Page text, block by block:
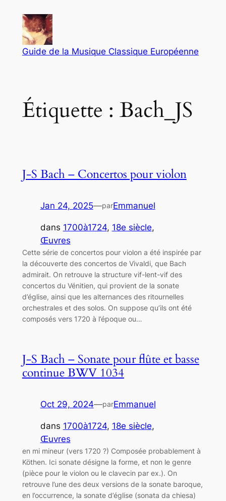
contenu
Guide de la Musique Classique Européenne
Étiquette : Bach_JS
J-S Bach – Concertos pour violon
Jan 24, 2025—parEmmanuel
dans 1700à1724, 18e siècle
Œuvres
Cette série de concertos pour violon a été inspirée par
la découverte des concertos de Vivaldi, que Bach
admirait. On retrouve la structure vif-lent-vif des
concertos du Vénitien, qui provient de la sonate
d’église, ainsi que les alternances des ritournelles
orchestrales et des solos. On suppose qu’ils ont été
composés vers 1720 à l’époque ou…
J-S Bach – Sonate pour flûte et basse
continue BWV 1034
Oct 29, 2024—parEmmanuel
dans 1700à1724, 18e siècle
Œuvres
en mi mineur (vers 1720 ?) Composée probablement à
Köthen. Ici sonate désigne la forme, et non le genre
(pièce pour le violon ou le clavecin par ex.). On
retrouve l’une des deux versions de la sonate baroque,
en l’occurrence, la sonate d’église (sonata da chiesa)